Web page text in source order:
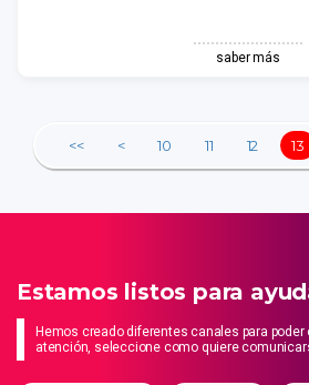
saber más
<< < 10 11 12 13
Estamos listos para
Hemos creado diferentes canales para
atención, seleccione como quiere